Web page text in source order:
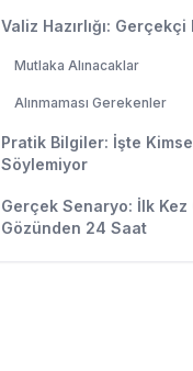
Valiz Hazırlığı: Gerçekçi
Mutlaka Alınacaklar
Alınmaması Gerekenler
Pratik Bilgiler: İşte Kimse
Söylemiyor
Gerçek Senaryo: İlk Kez
Gözünden 24 Saat